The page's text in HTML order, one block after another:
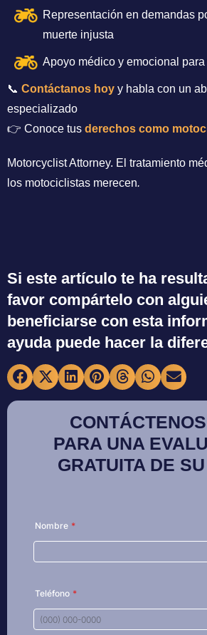
Representación en demandas
muerte injusta
Apoyo médico y emocional
📞 Contáctanos hoy y habla con un
especializado
👉 Conoce tus derechos como
Motorcyclist Attorney. El tratamiento
los motociclistas merecen.
Si este artículo te ha
favor compártelo con
beneficiarse con esta
ayuda puede hacer la
PARA UNA
GRATUITA DE